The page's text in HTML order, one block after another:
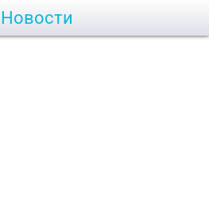
Новости